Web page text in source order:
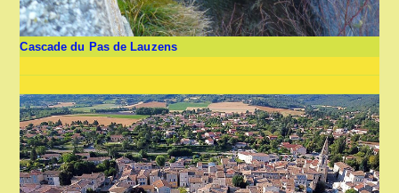
Cascade du Pas de Lauzens